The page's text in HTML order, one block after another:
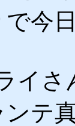
で今
イさ
テ